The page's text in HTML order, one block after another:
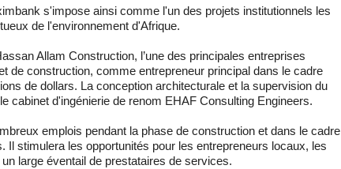
s'impose ainsi comme l'un des projets institutionnels les
de l'environnement d'Afrique.
Allam Construction, l’une des principales entreprises
de construction, comme entrepreneur principal dans le cadre
de dollars. La conception architecturale et la supervision du
cabinet d'ingénierie de renom EHAF Consulting Engineers.
emplois pendant la phase de construction et dans le cadre
Il stimulera les opportunités pour les entrepreneurs locaux, les
large éventail de prestataires de services.